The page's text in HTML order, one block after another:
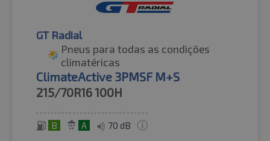
GT Radial
Pneus para todas as condições
climatéricas
ClimateActive 3PMSF M+S
215/70R16100H
B A 70 dB